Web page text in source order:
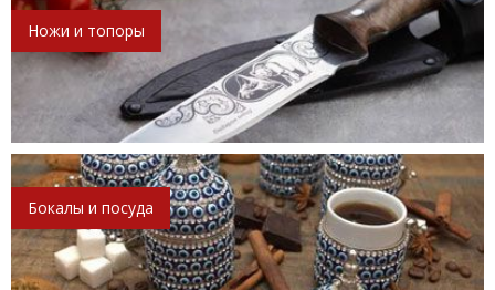
Ножи и топоры
Бокалы и посуда